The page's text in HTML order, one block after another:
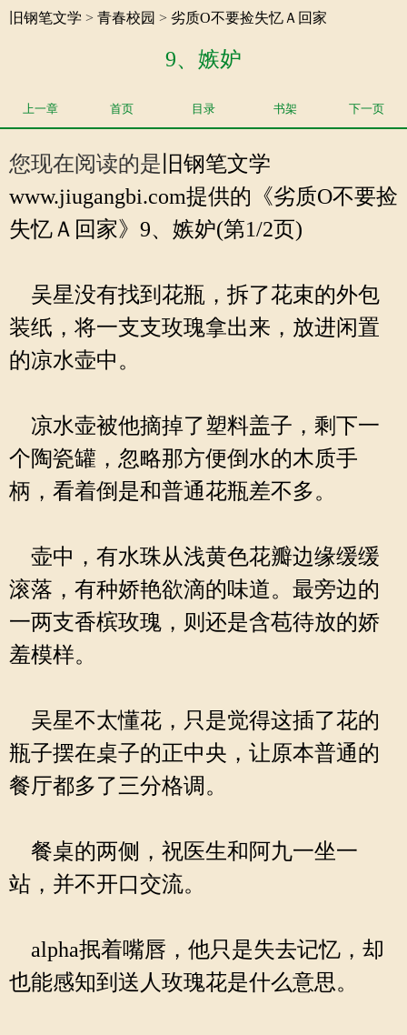
旧钢笔文学 > 青春校园 > 劣质O不要捡失忆Ａ回家
9、嫉妒
上一章 首页 目录 书架 下一页
您现在阅读的是 旧钢笔文学
www.jiugangbi.com提供的《劣质O不要捡
失忆Ａ回家》9、嫉妒(第1/2页)
吴星没有找到花瓶，拆了花束的外包
装纸，将一支支玫瑰拿出来，放进闲置
的凉水壶中。
凉水壶被他摘掉了塑料盖子，剩下一
个陶瓷罐，忽略那方便倒水的木质手
柄，看着倒是和普通花瓶差不多。
壶中，有水珠从浅黄色花瓣边缘缓缓
滚落，有种娇艳欲滴的味道。最旁边的
一两支香槟玫瑰，则还是含苞待放的娇
羞模样。
吴星不太懂花，只是觉得这插了花的
瓶子摆在桌子的正中央，让原本普通的
餐厅都多了三分格调。
餐桌的两侧，祝医生和阿九一坐一
站，并不开口交流。
alpha抿着嘴唇，他只是失去记忆，却
也能感知到送人玫瑰花是什么意思。